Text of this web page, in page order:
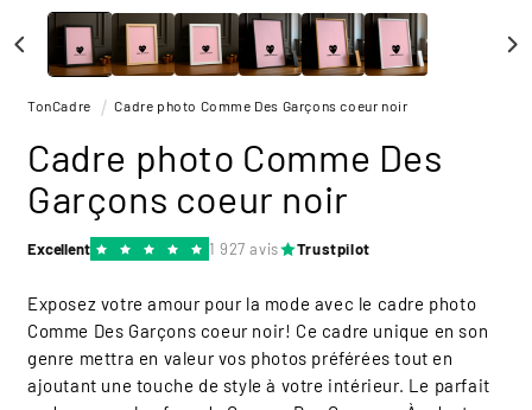
média
fenêtre
TonCadre Cadre photo Comme Des Garçons coeur noir
Cadre photo Comme Des
Garçons coeur noir
Excellent 1 927 avis Trustpilot
Exposez votre amour pour la mode avec le cadre photo
Comme Des Garçons coeur noir! Ce cadre unique en son
genre mettra en valeur vos photos préférées tout en
ajoutant une touche de style à votre intérieur. Le parfait